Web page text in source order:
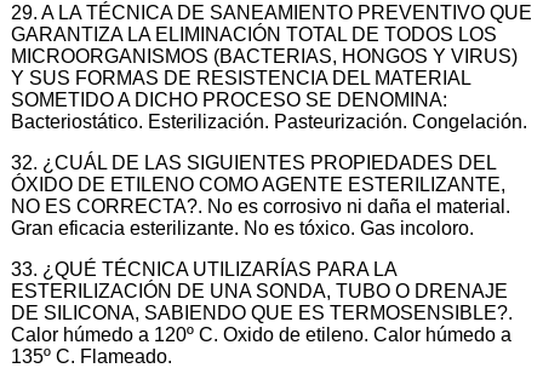
29. A LA TÉCNICA DE SANEAMIENTO PREVENTIVO QUE
GARANTIZA LA ELIMINACIÓN TOTAL DE TODOS LOS
MICROORGANISMOS (BACTERIAS, HONGOS Y VIRUS)
Y SUS FORMAS DE RESISTENCIA DEL MATERIAL
SOMETIDO A DICHO PROCESO SE DENOMINA:
Bacteriostático. Esterilización. Pasteurización. Congelación.
32. ¿CUÁL DE LAS SIGUIENTES PROPIEDADES DEL
ÓXIDO DE ETILENO COMO AGENTE ESTERILIZANTE,
NO ES CORRECTA?. No es corrosivo ni daña el material.
Gran eficacia esterilizante. No es tóxico. Gas incoloro.
33. ¿QUÉ TÉCNICA UTILIZARÍAS PARA LA
ESTERILIZACIÓN DE UNA SONDA, TUBO O DRENAJE
DE SILICONA, SABIENDO QUE ES TERMOSENSIBLE?.
Calor húmedo a 120º C. Oxido de etileno. Calor húmedo a
135º C. Flameado.